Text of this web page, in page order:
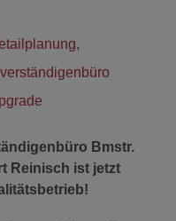
,
Bmstr.
Reinisch ist jetzt